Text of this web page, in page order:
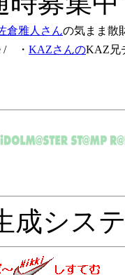
倉雅人さんの気まま散
/ ・ KAZさんのKAZ兄
成シス